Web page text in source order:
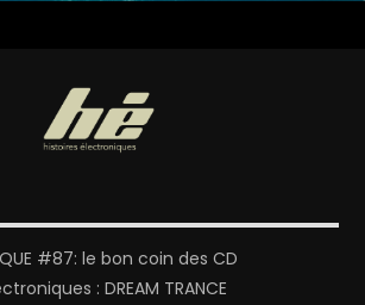
#87: le bon coin des CD
: DREAM TRANCE